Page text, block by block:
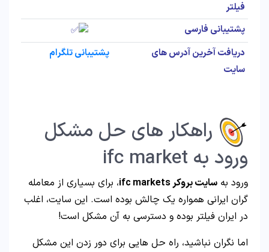
فیلتر
پشتیبانی فارسی
دریافت آخرین آدرس های
سایت
پشتیبانی تلگرام
راهکار های حل مشکل
ورود به ifc market
ورود به سایت بروکر ifc markets
، برای بسیاری از معامله
گران ایرانی همواره یک چالش بوده است. این سایت، اغلب
در ایران فیلتر بوده و دسترسی به آن مشکل است!
اما نگران نباشید، راه حل هایی برای دور زدن این مشکل